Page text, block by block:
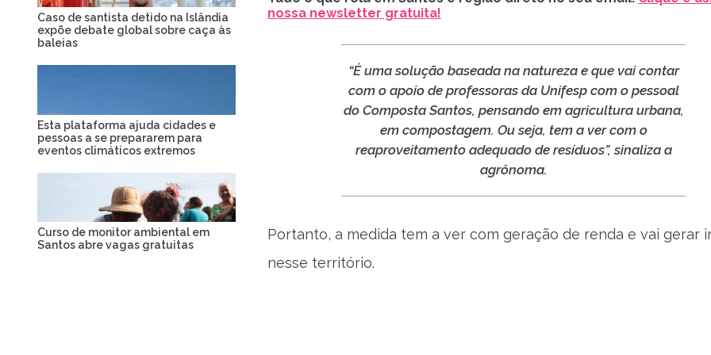
nossa newsletter gratuita!
“É uma solução baseada na natureza e que vai contar
com o apoio de professoras da Unifesp com o pessoal
do Composta Santos, pensando em agricultura urbana,
em compostagem. Ou seja, tem a ver com o
reaproveitamento adequado de resíduos”, sinaliza a
agrônoma.
Portanto, a medida tem a ver com geração de renda e vai gerar
nesse território.
Caso de santista detido na Islândia
expõe debate global sobre caça às
baleias
Esta plataforma ajuda cidades e
pessoas a se prepararem para
eventos climáticos extremos
Curso de monitor ambiental em
Santos abre vagas gratuitas